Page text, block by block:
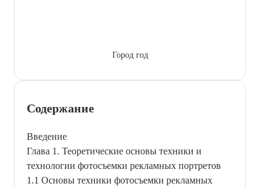
Город год
Содержание
Введение
Глава 1. Теоретические основы техники и
технологии фотосъемки рекламных портретов
1.1 Основы техники фотосъемки рекламных